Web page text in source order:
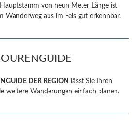
von neun Meter Länge ist
Wanderweg aus im Fels gut erkennbar.
DER REGION
lässt Sie Ihren
weitere Wanderungen einfach planen.